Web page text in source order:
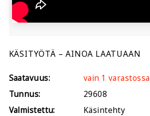
KÄSITYÖTÄ – AINOA LAATUAAN
Saatavuus:
vain 1 varastossa
Tunnus:
29608
Valmistettu:
Käsintehty